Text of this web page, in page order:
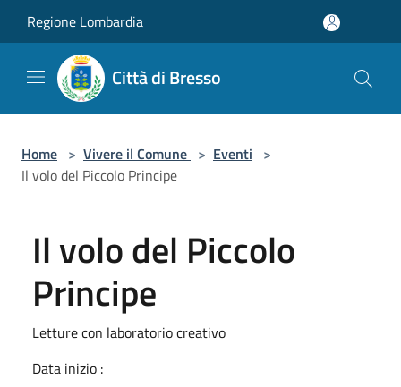
Regione Lombardia
Città di Bresso
Home > Vivere il Comune > Eventi >
Il volo del Piccolo Principe
Il volo del Piccolo
Principe
Letture con laboratorio creativo
Data inizio :